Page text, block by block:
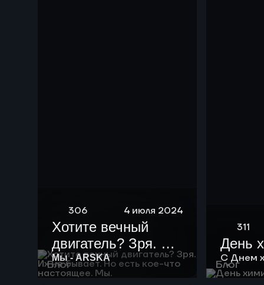
Блог
306 4 июля 2024
Хотите вечный
двигатель? Зря. Их
не бывает. Но есть
кое-что настоящее.
Мы - ARSKA
Блог
311
День
С Днем